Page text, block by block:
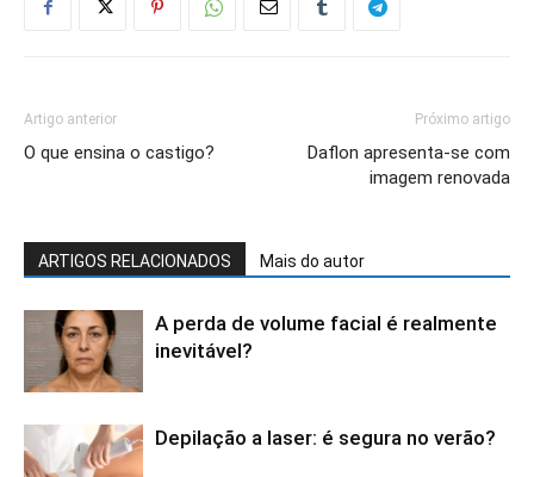
Artigo anterior
O que ensina o castigo?
Próximo artigo
Daflon apresenta-se com
imagem renovada
ARTIGOS RELACIONADOS Mais do autor
A perda de volume facial é realmente
inevitável?
Depilação a laser: é segura no verão?